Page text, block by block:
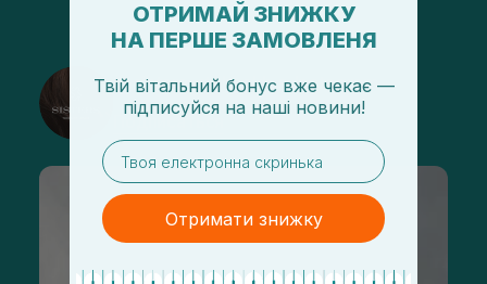
@sisters_stelmakh в Instagram
Подписаться
ОТРИМАЙ ЗНИЖКУ
НА ПЕРШЕ ЗАМОВЛЕНЯ
Твій вітальний бонус вже чекає —
підписуйся на наші новини!
email
Отримати знижку